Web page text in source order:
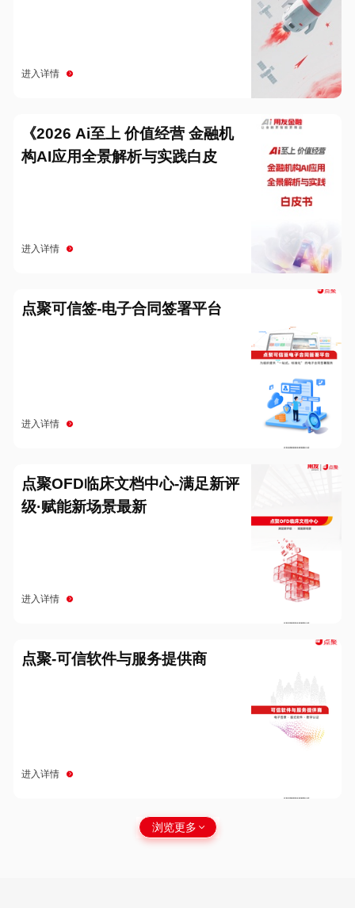
进入详情
《2026 Ai至上 价值经营 金融机
构AI应用全景解析与实践白皮
进入详情
点聚可信签-电子合同签署平台
进入详情
点聚OFD临床文档中心-满足新评
级·赋能新场景最新
进入详情
点聚-可信软件与服务提供商
进入详情
浏览更多